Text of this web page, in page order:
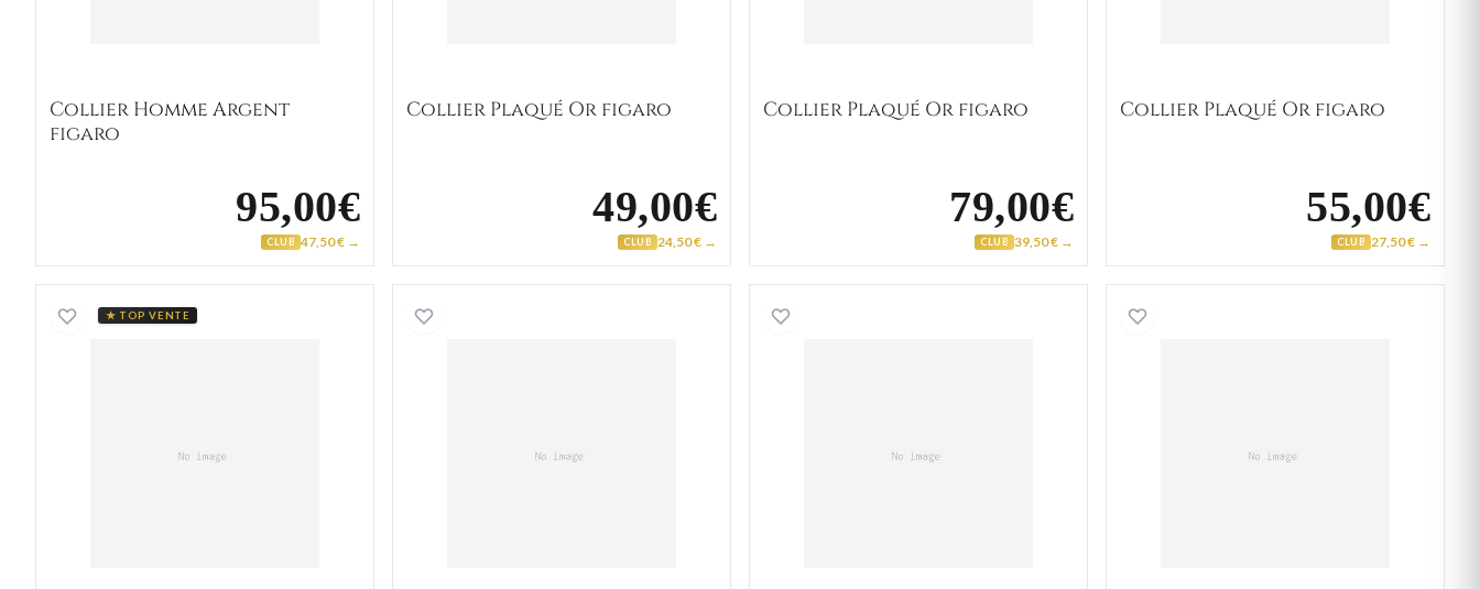
Collier Homme Argent
figaro
95,00€
CLUB 47,50 € →
Collier Plaqué Or figaro
49,00€
CLUB 24,50 € →
Collier Plaqué Or figaro
79,00€
CLUB 39,50 € →
Collier Plaqué Or figaro
55,00€
CLUB 27,50 € →
★ TOP VENTE